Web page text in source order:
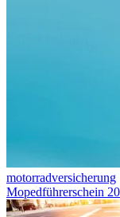
motorradversicherung
Mopedführerschein